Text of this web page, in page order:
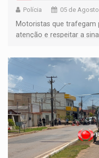
Polícia 05 de
​Motoristas que trafegam
atenção e respeitar a